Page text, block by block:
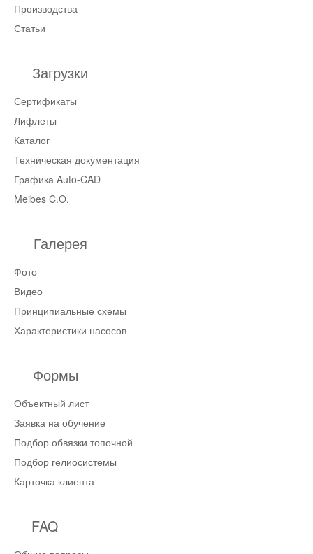
Производства
Статьи
Загрузки
Сертификаты
Лифлеты
Каталог
Техническая документация
Графика Auto-CAD
Meibes C.O.
Галерея
Фото
Видео
Принципиальные схемы
Характеристики насосов
Формы
Объектный лист
Заявка на обучение
Подбор обвязки топочной
Подбор гелиосистемы
Карточка клиента
FAQ